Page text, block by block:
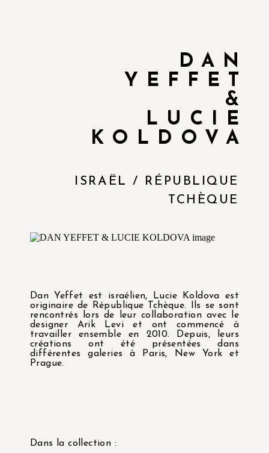
DAN
YEFFET
&
LUCIE
KOLDOVA
ISRAËL / RÉPUBLIQUE
TCHÈQUE
Dan Yeffet est israélien, Lucie Koldova est
originaire de République Tchèque. Ils se sont
rencontrés lors de leur collaboration avec le
designer Arik Levi et ont commencé à
travailler ensemble en 2010. Depuis, leurs
créations ont été présentées dans
différentes galeries à Paris, New York et
Prague.
Dans la collection :